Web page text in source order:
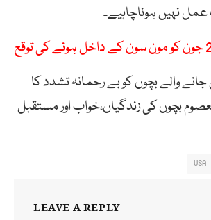
نہیں ہوناچاہیے۔
والے بچوں کو بے رحمانہ تشدد کا
معصوم بچوں کی زندگیاں،خواب اور مستقبل
USA
LEAVE A REPLY